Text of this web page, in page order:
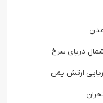
دریای سرخ
ارتش یمن